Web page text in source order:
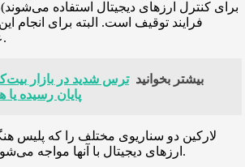
برای کنترل ارزهای دیجیتال استفاده
فرایند توقیف است. البته برای انجام
عملیات فنی نیاز است.
بیشتر بخوانید ترس شدید در بازار
پایان رسیده یا
لارکین دو سناریوی مختلف را که پلیس
ارزهای دیجیتال با آنها مواجه می‌شود، توصیف کرده است.